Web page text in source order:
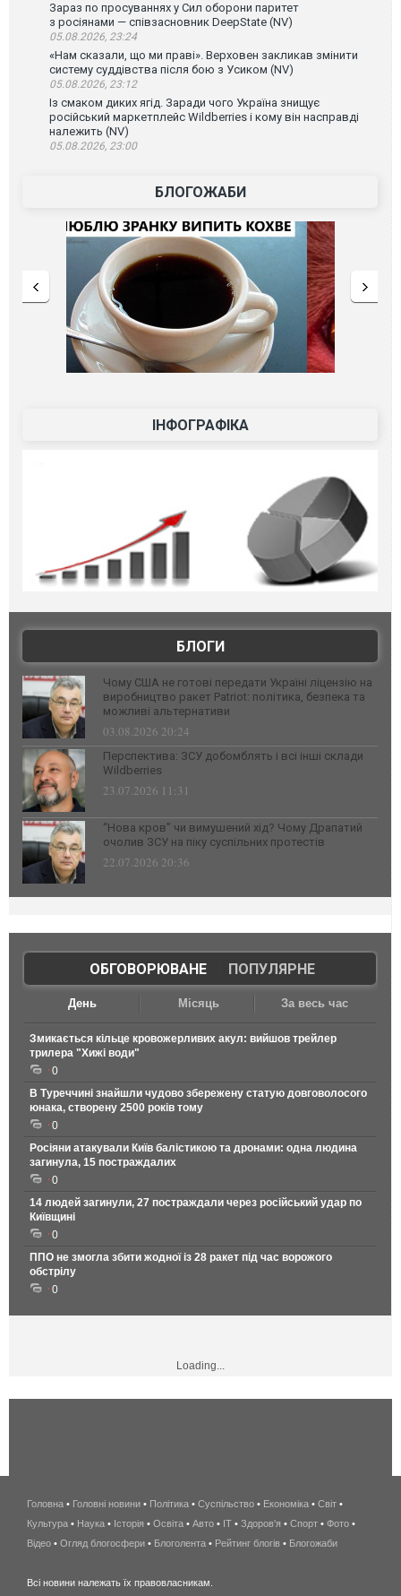
Зараз по просуваннях у Сил оборони паритет
з росіянами — співзасновник DeepState (NV)
05.08.2026, 23:24
«Нам сказали, що ми праві». Верховен закликав змінити
систему суддівства після бою з Усиком (NV)
05.08.2026, 23:12
Із смаком диких ягід. Заради чого Україна знищує
російський маркетплейс Wildberries і кому він насправді
належить (NV)
05.08.2026, 23:00
БЛОГОЖАБИ
ІНФОГРАФІКА
БЛОГИ
Чому США не готові передати Україні ліцензію на
виробництво ракет Patriot: політика, безпека та
можливі альтернативи
03.08.2026 20:24
Перспектива: ЗСУ добомблять і всі інші склади
Wildberries
23.07.2026 11:31
“Нова кров” чи вимушений хід? Чому Драпатий
очолив ЗСУ на піку суспільних протестів
22.07.2026 20:36
ОБГОВОРЮВАНЕ| ПОПУЛЯРНЕ
День Місяць За весь час
Змикається кільце кровожерливих акул: вийшов трейлер
трилера "Хижі води"
0
В Туреччині знайшли чудово збережену статую довговолосого
юнака, створену 2500 років тому
0
Росіяни атакували Київ балістикою та дронами: одна людина
загинула, 15 постраждалих
0
14 людей загинули, 27 постраждали через російський удар по
Київщині
0
ППО не змогла збити жодної із 28 ракет під час ворожого
обстрілу
0
Loading...
беспроводной
интернет
киев
Головна • Головні новини • Політика • Суспільство • Економіка • Світ •
Культура • Наука • Історія • Освіта • Авто • IT • Здоров'я • Спорт • Фото •
Відео • Огляд блогосфери • Блоголента • Рейтинг блогів • Блогожаби
Всі новини належать їх правовласникам.